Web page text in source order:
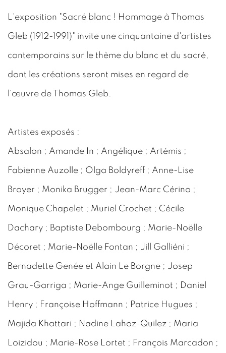
L'exposition "Sacré blanc ! Hommage à Thomas
Gleb (1912-1991)" invite une cinquantaine d'artistes
contemporains sur le thème du blanc et du sacré,
dont les créations seront mises en regard de
l'œuvre de Thomas Gleb.
Artistes exposés :
Absalon ; Amande In ; Angélique ; Artémis ;
Fabienne Auzolle ; Olga Boldyreff ; Anne-Lise
Broyer ; Monika Brugger ; Jean-Marc Cérino ;
Monique Chapelet ; Muriel Crochet ; Cécile
Dachary ; Baptiste Debombourg ; Marie-Noëlle
Décoret ; Marie-Noëlle Fontan ; Jill Galliéni ;
Bernadette Genée et Alain Le Borgne ; Josep
Grau-Garriga ; Marie-Ange Guilleminot ; Daniel
Henry ; Françoise Hoffmann ; Patrice Hugues ;
Majida Khattari ; Nadine Lahoz-Quilez ; Maria
Loizidou ; Marie-Rose Lortet ; François Marcadon ;